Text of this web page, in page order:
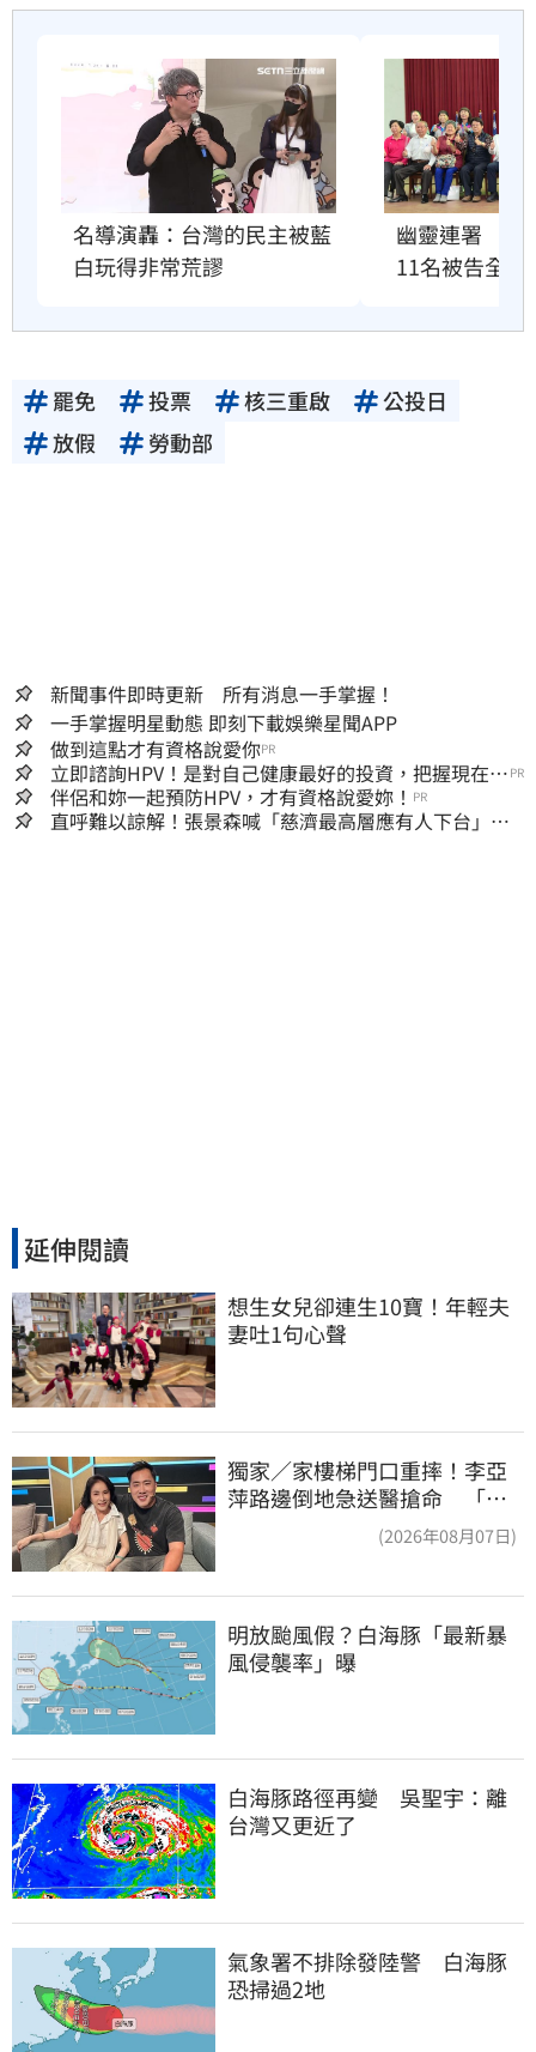
名導演轟：台灣的民主被藍
白玩得非常荒謬
幽靈連署　國
11名被告全緩
罷免 投票 核三重啟
公投日
放假
勞動部
新聞事件即時更新 所有消息一手掌握！
一手掌握明星動態 即刻下載娛樂星聞APP
做到這點才有資格說愛你PR
立即諮詢HPV！是對自己健康最好的投資，把握現在不
嫌晚！
PR
伴侶和妳一起預防HPV，才有資格說愛妳！ PR
直呼難以諒解！張景森喊「慈濟最高層應有人下台」：
延伸閱讀
想生女兒卻連生10寶！年輕夫
妻吐1句心聲
獨家／家樓梯門口重摔！李亞
萍路邊倒地急送醫搶命 「最
(2026年08月07日)
明放颱風假？白海豚「最新暴
風侵襲率」曝
白海豚路徑再變　吳聖宇：離
台灣又更近了
氣象署不排除發陸警　白海豚
恐掃過2地